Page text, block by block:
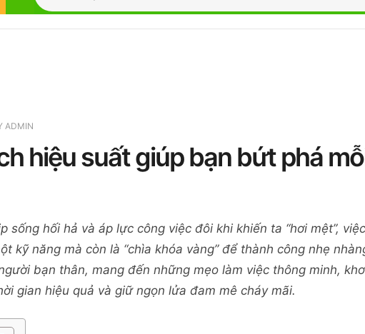
ADMIN
hiệu suất giúp bạn bứt phá
sống hối hả và áp lực công việc đôi khi khiến ta “hơi mệt”,
kỹ năng mà còn là “chìa khóa vàng” để thành công nhẹ
bạn thân, mang đến những mẹo làm việc thông minh,
gian hiệu quả và giữ ngọn lửa đam mê cháy mãi.